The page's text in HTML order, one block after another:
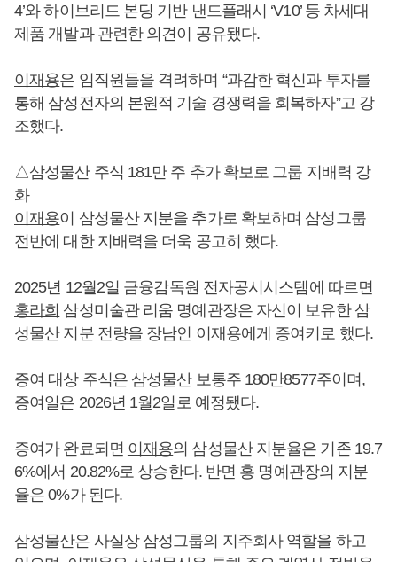
4’와 하이브리드 본딩 기반 낸드플래시 ‘V10’ 등 차세대
제품 개발과 관련한 의견이 공유됐다.
이재용은 임직원들을 격려하며 “과감한 혁신과 투자를
통해 삼성전자의 본원적 기술 경쟁력을 회복하자”고 강
조했다.
△삼성물산 주식 181만 주 추가 확보로 그룹 지배력 강
화
이재용이 삼성물산 지분을 추가로 확보하며 삼성그룹
전반에 대한 지배력을 더욱 공고히 했다.
2025년 12월2일 금융감독원 전자공시시스템에 따르면
홍라희 삼성미술관 리움 명예관장은 자신이 보유한 삼
성물산 지분 전량을 장남인 이재용에게 증여키로 했다.
증여 대상 주식은 삼성물산 보통주 180만8577주이며,
증여일은 2026년 1월2일로 예정됐다.
증여가 완료되면 이재용의 삼성물산 지분율은 기존 19.7
6%에서 20.82%로 상승한다. 반면 홍 명예관장의 지분
율은 0%가 된다.
삼성물산은 사실상 삼성그룹의 지주회사 역할을 하고